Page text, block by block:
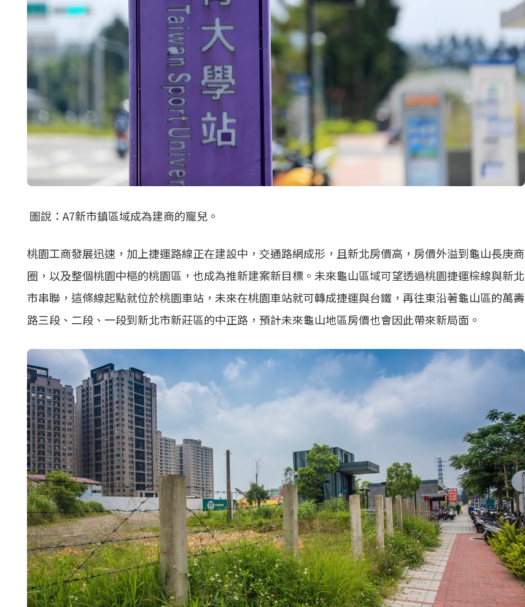
圖說：A7新市鎮區域成為建商的寵兒。
桃園工商發展迅速，加上捷運路線正在建設中，交通路網成形，且新北房價高，房價外溢到龜山長庚商
圈，以及整個桃園中樞的桃園區，也成為推新建案新目標。未來龜山區域可望透過桃園捷運棕線與新北
市串聯，這條線起點就位於桃園車站，未來在桃園車站就可轉成捷運與台鐵，再往東沿著龜山區的萬壽
路三段、二段、一段到新北市新莊區的中正路，預計未來龜山地區房價也會因此帶來新局面。